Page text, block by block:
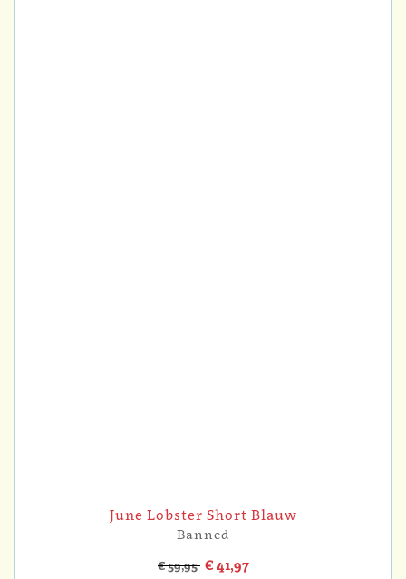
June Lobster Short Blauw
Banned
€ 59,95 € 41,97